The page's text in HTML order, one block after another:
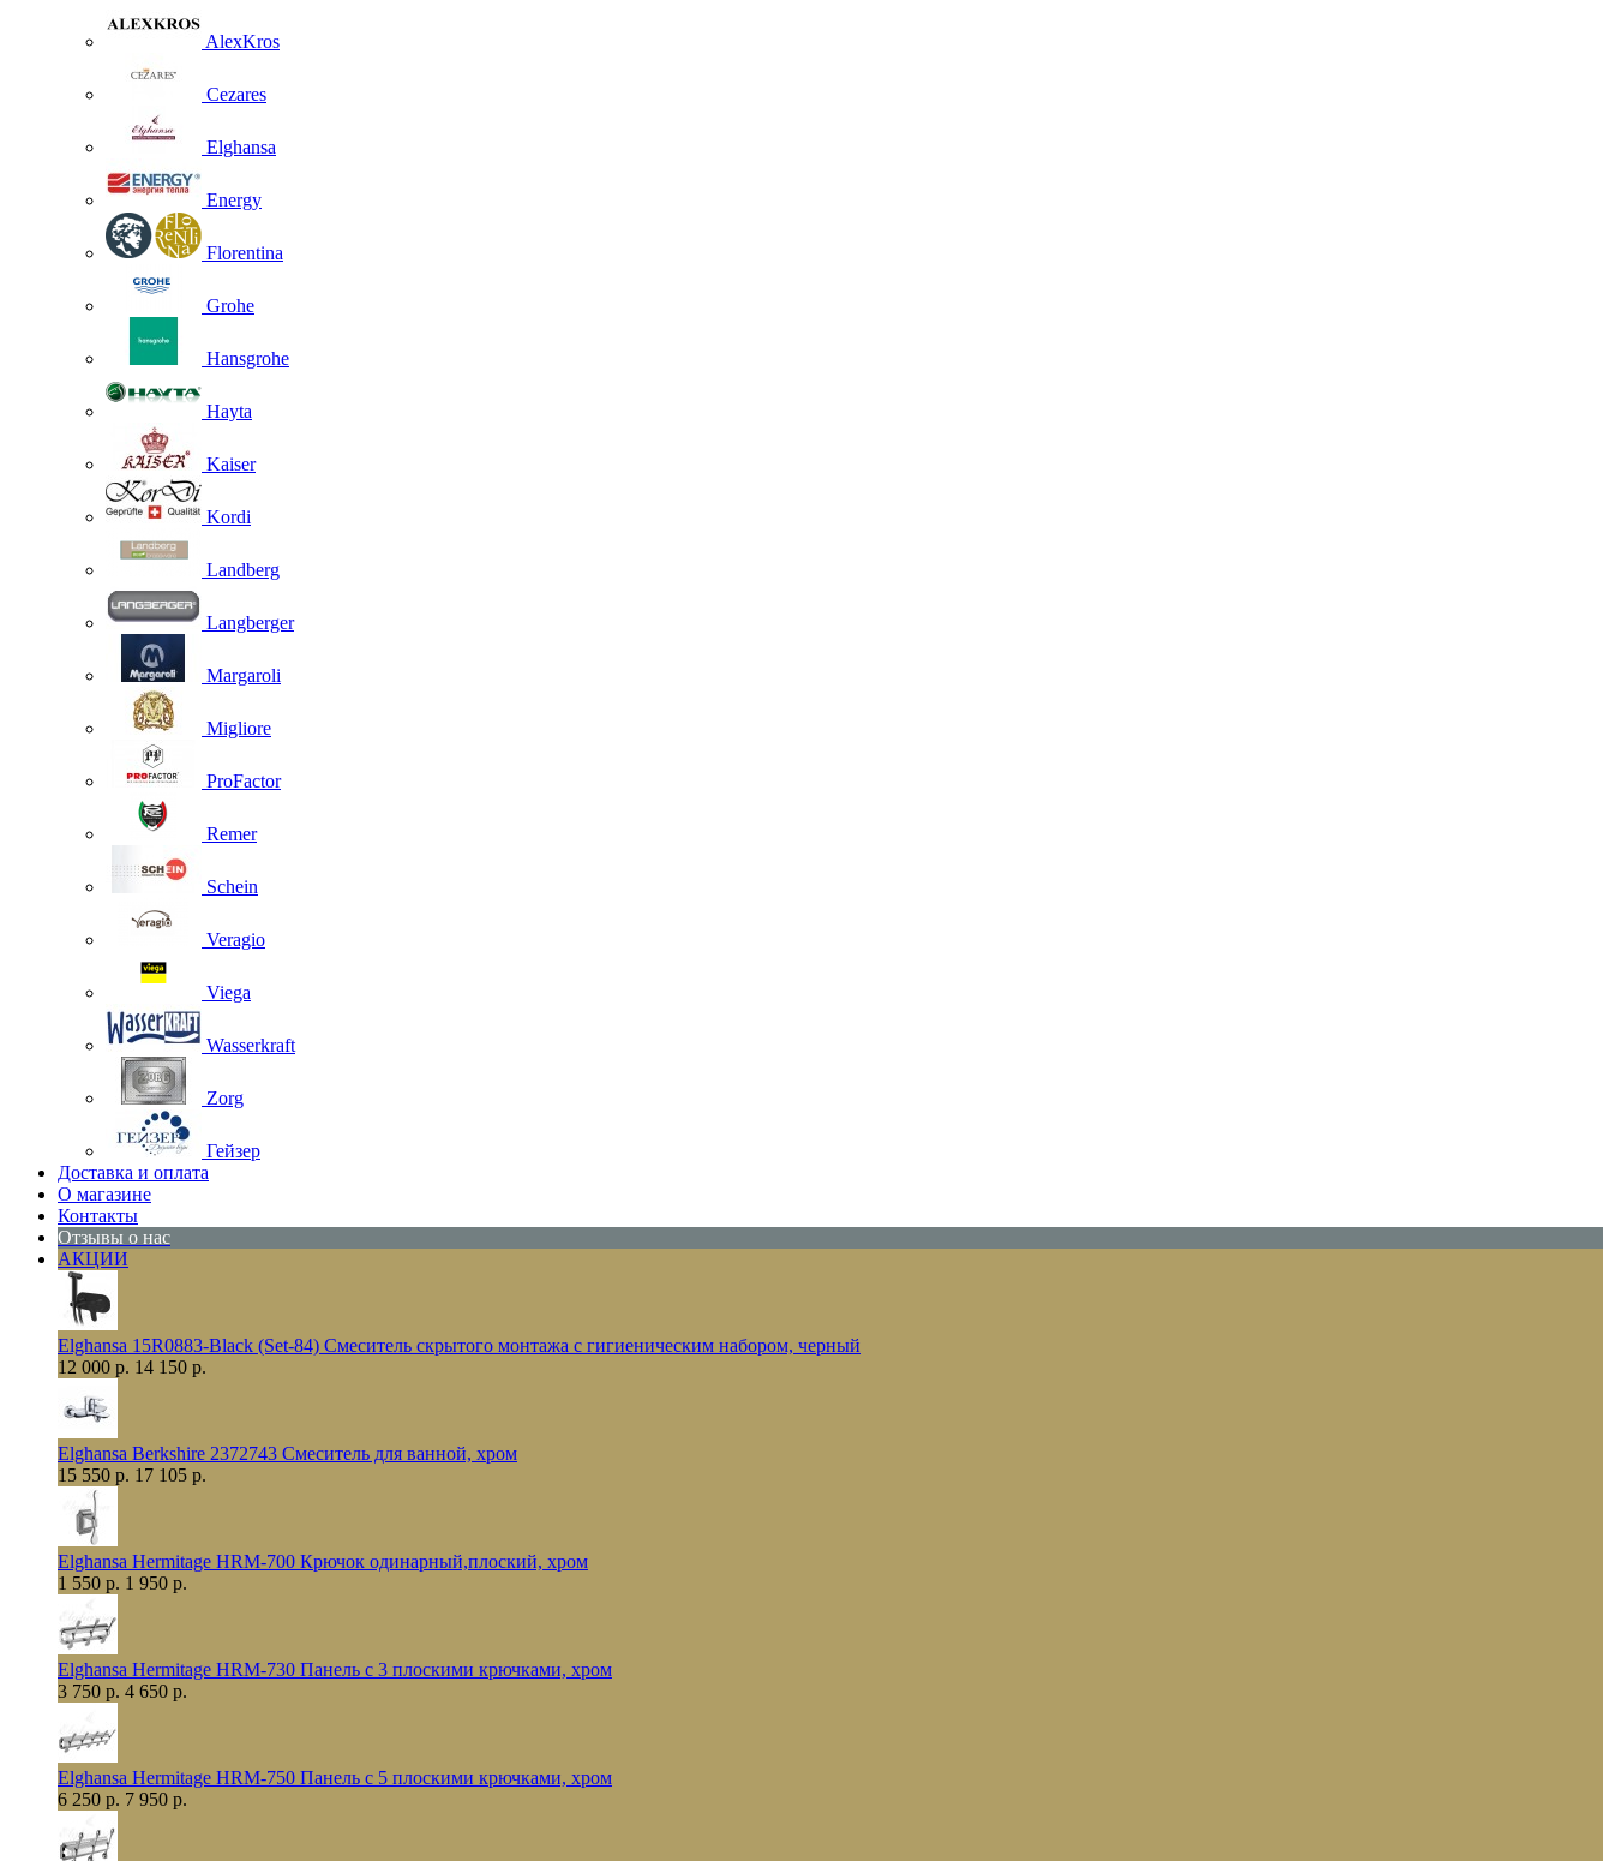
AlexKros
Cezares
Elghansa
Energy
Florentina
Grohe
Hansgrohe
Hayta
Kaiser
Kordi
Landberg
Langberger
Margaroli
Migliore
ProFactor
Remer
Schein
Veragio
Viega
Wasserkraft
Zorg
Гейзер
Доставка и оплата
О магазине
Контакты
Отзывы о нас
АКЦИИ
Elghansa 15R0883-Black (Set-84) Смеситель скрытого монтажа с гигиеническим набором, черный
12 000 р. 14 150 р.
Elghansa Berkshire 2372743 Смеситель для ванной, хром
15 550 р. 17 105 р.
Elghansa Hermitage HRM-700 Крючок одинарный,плоский, хром
1 550 р. 1 950 р.
Elghansa Hermitage HRM-730 Панель с 3 плоскими крючками, хром
3 750 р. 4 650 р.
Elghansa Hermitage HRM-750 Панель с 5 плоскими крючками, хром
6 250 р. 7 950 р.